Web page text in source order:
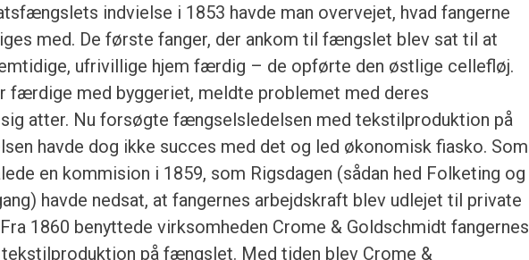
indvielse i 1853 havde man overvejet, hvad fangerne
med. De første fanger, der ankom til fængslet blev sat til at
ufrivillige hjem færdig – de opførte den østlige cellefløj.
færdige med byggeriet, meldte problemet med deres
atter. Nu forsøgte fængselsledelsen med tekstilproduktion på
havde dog ikke succes med det og led økonomisk fiasko. Som
en kommision i 1859, som Rigsdagen (sådan hed Folketing og
havde nedsat, at fangernes arbejdskraft blev udlejet til private
1860 benyttede virksomheden Crome & Goldschmidt fangernes
på fængslet. Med tiden blev Crome &